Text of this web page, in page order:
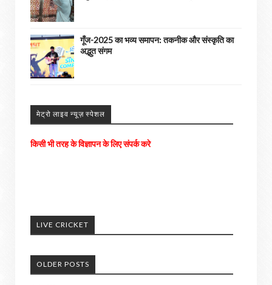
गूँज-2025 का भव्य समापन: तकनीक और संस्कृति का
अद्भुत संगम
मेट्रो लाइव न्यूज़ स्पेशल
किसी भी तरह के विज्ञापन के लिए संपर्क करे
LIVE CRICKET
OLDER POSTS